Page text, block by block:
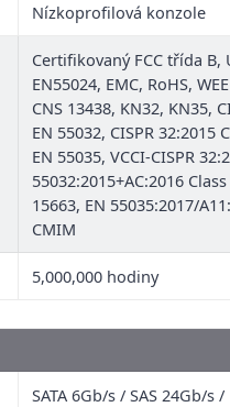
Nízkoprofilová konzole
Certifikovaný FCC třída B,
EN55024, EMC, RoHS,
CNS 13438, KN32, KN35,
EN 55032, CISPR 32:2015
EN 55035, VCCI-CISPR
55032:2015+AC:2016 Class
15663, EN 55035:2017/
CMIM
5,000,000 hodiny
SATA 6Gb/s / SAS 24Gb/s /